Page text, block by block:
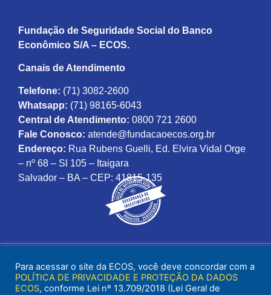
Fundação de Seguridade Social do Banco
Econômico S/A – ECOS.
Canais de Atendimento
Telefone: (71) 3082-2600
Whatsapp: (71) 98165-6043
Central de Atendimento: 0800 721 2600
Fale Conosco: atende@fundacaoecos.org.br
Endereço: Rua Rubens Guelli, Ed. Elvira Vidal Orge
– nº 68 – Sl 105 – Itaigara
Salvador – BA – CEP: 41815-135
Para acessar o site da ECOS, você deve concordar com a
POLÍTICA DE PRIVACIDADE E PROTEÇÃO DA DADOS
ECOS, conforme Lei nº 13.709/2018 (Lei Geral de